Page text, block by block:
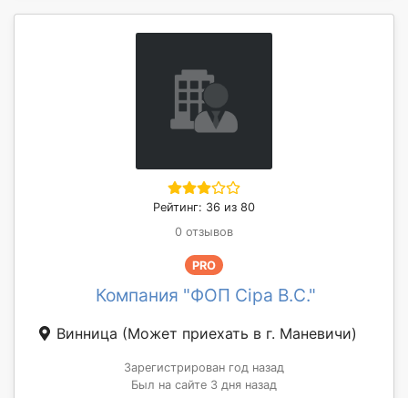
Рейтинг: 36 из 80
0 отзывов
PRO
Компания "ФОП Сіра В.С."
Винница (Может приехать в г. Маневичи)
Зарегистрирован год назад
Был на сайте 3 дня назад